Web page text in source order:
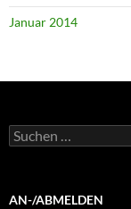
Januar 2014
Suchen
nach:
AN-/ABMELDEN